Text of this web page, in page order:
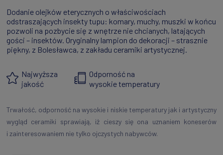
Dodanie olejków eterycznych o właściwościach
odstraszających insekty tupu: komary, muchy, muszki w końcu
pozwoli na pozbycie się z wnętrze nie chcianych, latających
gości – insektów. Oryginalny lampion do dekoracji – strasznie
piękny, z Bolesławca, z zakładu ceramiki artystycznej.
Najwyższa
jakość
Odporność na
wysokie temperatury
Trwałość, odporność na wysokie i niskie temperatury jak i artystyczny
wygląd ceramiki sprawiają, iż cieszy się ona uznaniem koneserów
i zainteresowaniem nie tylko ojczystych nabywców.